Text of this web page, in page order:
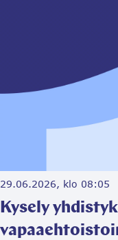
29.06.2026, klo 08:05
Kysely